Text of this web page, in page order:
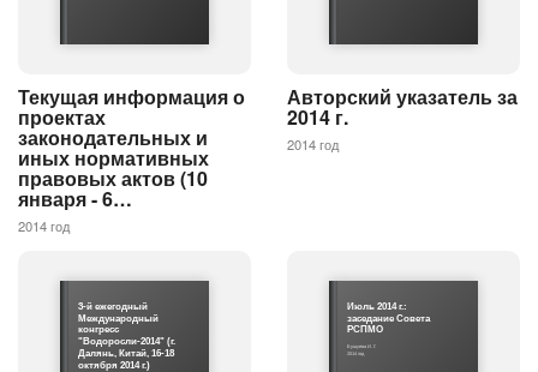
Текущая информация о
проектах
законодательных и
иных нормативных
правовых актов (10
января - 6…
2014 год
Авторский указатель за
2014 г.
2014 год
3-й ежегодный
Международный
конгресс
"Водоросли-2014" (г.
Далянь, Китай, 16-18
октября 2014 г.)
Июль 2014 г.:
заседание Совета
РСПМО
Бушуева И. Г.
2014 год